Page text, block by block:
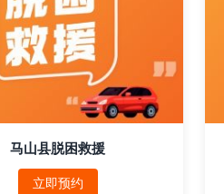
马山县脱困救援
立即预约